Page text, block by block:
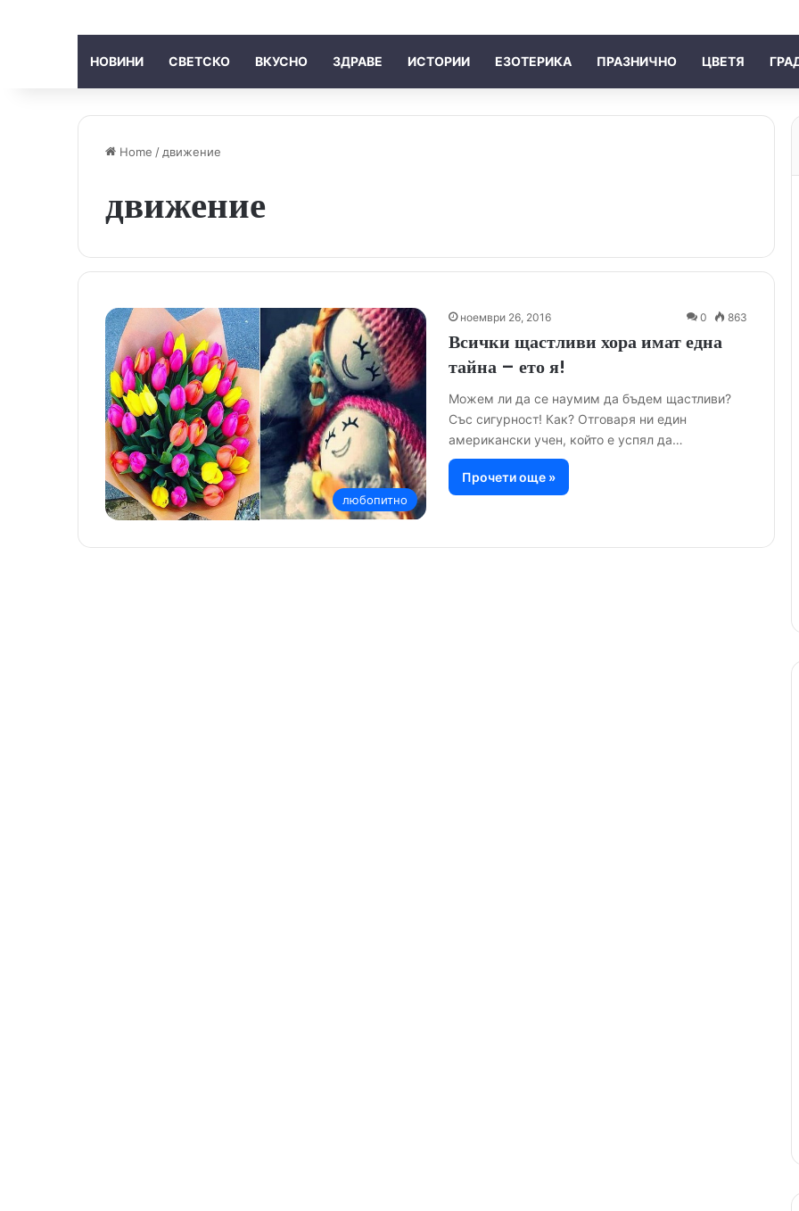
НОВИНИ СВЕТСКО ВКУСНО ЗДРАВЕ ИСТОРИИ ЕЗОТЕРИКА ПРАЗНИЧНО ЦВЕТЯ
Home / движение
движение
любопитно
ноември 26, 2016 0 863
Всички щастливи хора имат една
тайна – ето я!
Можем ли да се наумим да бъдем щастливи?
Със сигурност! Как? Отговаря ни един
американски учен, който е успял да…
Прочети още »